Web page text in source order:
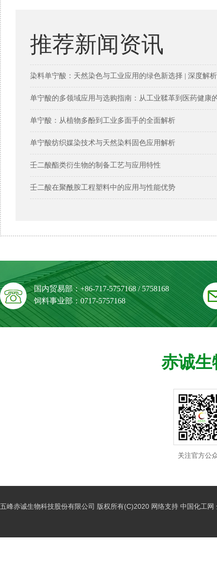
推荐新闻资讯
染料单宁酸：天然染色与工业应用的绿色新选择 | 深度解析
单宁酸的多领域应用与选购指南：从工业鞣革到医药健康
单宁酸：从植物多酚到工业多面手的全面解析
单宁酸纺织媒染技术与天然染料固色应用解析
壬二酸酯类衍生物的制备工艺与应用特性
壬二酸在聚酰胺工程塑料中的应用与性能优势
国内贸易部：+86-717-5757168 / 5758168
饲料事业部：0717-5757168
赤诚生
关注官方公
五峰赤诚生物科技股份有限公司 版权所有(C)2020 网络支持 中国化工网